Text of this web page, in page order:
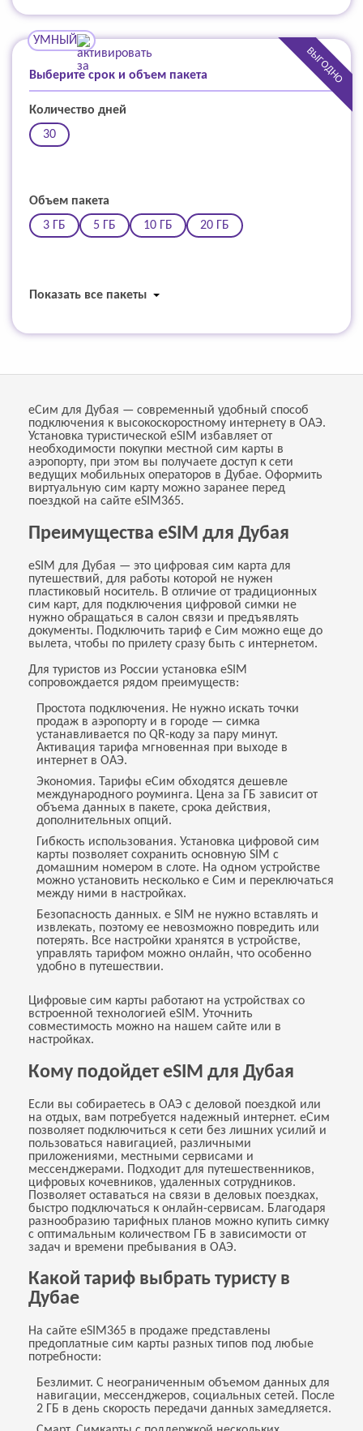
ВЫГОДНО
УМНЫЙ
Выберите срок и объем пакета
Количество дней
30
Объем пакета
3 ГБ
5 ГБ 10 ГБ 20 ГБ
Показать все пакеты
еСим для Дубая — современный удобный способ
подключения к высокоскоростному интернету в ОАЭ.
Установка туристической eSIM избавляет от
необходимости покупки местной сим карты в
аэропорту, при этом вы получаете доступ к сети
ведущих мобильных операторов в Дубае. Оформить
виртуальную сим карту можно заранее перед
поездкой на сайте eSIM365.
Преимущества eSIM для Дубая
eSIM для Дубая — это цифровая сим карта для
путешествий, для работы которой не нужен
пластиковый носитель. В отличие от традиционных
сим карт, для подключения цифровой симки не
нужно обращаться в салон связи и предъявлять
документы. Подключить тариф е Сим можно еще до
вылета, чтобы по прилету сразу быть с интернетом.
Для туристов из России установка eSIM
сопровождается рядом преимуществ:
Простота подключения. Не нужно искать точки
продаж в аэропорту и в городе — симка
устанавливается по QR-коду за пару минут.
Активация тарифа мгновенная при выходе в
интернет в ОАЭ.
Экономия. Тарифы еСим обходятся дешевле
международного роуминга. Цена за ГБ зависит от
объема данных в пакете, срока действия,
дополнительных опций.
Гибкость использования. Установка цифровой сим
карты позволяет сохранить основную SIM с
домашним номером в слоте. На одном устройстве
можно установить несколько е Сим и переключаться
между ними в настройках.
Безопасность данных. e SIM не нужно вставлять и
извлекать, поэтому ее невозможно повредить или
потерять. Все настройки хранятся в устройстве,
управлять тарифом можно онлайн, что особенно
удобно в путешествии.
Цифровые сим карты работают на устройствах со
встроенной технологией eSIM. Уточнить
совместимость можно на нашем сайте или в
настройках.
Кому подойдет eSIM для Дубая
Если вы собираетесь в ОАЭ с деловой поездкой или
на отдых, вам потребуется надежный интернет. еСим
позволяет подключиться к сети без лишних усилий и
пользоваться навигацией, различными
приложениями, местными сервисами и
мессенджерами. Подходит для путешественников,
цифровых кочевников, удаленных сотрудников.
Позволяет оставаться на связи в деловых поездках,
быстро подключаться к онлайн-сервисам. Благодаря
разнообразию тарифных планов можно купить симку
с оптимальным количеством ГБ в зависимости от
задач и времени пребывания в ОАЭ.
Какой тариф выбрать туристу в
Дубае
На сайте eSIM365 в продаже представлены
предоплатные сим карты разных типов под любые
потребности:
Безлимит. С неограниченным объемом данных для
навигации, мессенджеров, социальных сетей. После
2 ГБ в день скорость передачи данных замедляется.